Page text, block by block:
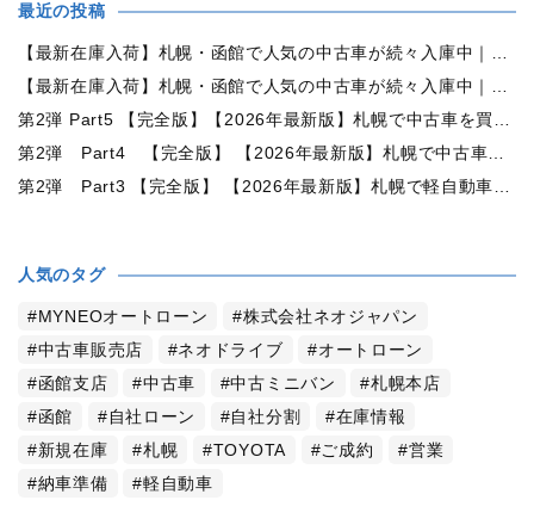
最近の投稿
【最新在庫入荷】札幌・函館で人気の中古車が続々入庫中｜早い者勝ち！【トヨタ ヴォクシー2.0ZS煌Ⅱ 4WD】
【最新在庫入荷】札幌・函館で人気の中古車が続々入庫中｜早い者勝ち！【ダイハツ タント660カスタムX 4WD】
第2弾 Part5 【完全版】【2026年最新版】札幌で中古車を買うなら何月がおすすめ？狙い目の時期・冬前に買うメリットを徹底解説
第2弾 Part4 【完全版】 【2026年最新版】札幌で中古車を買うなら2WDと4WDどっち？北海道の雪道・燃費・価格・維持費を徹底比較
第2弾 Part3 【完全版】 【2026年最新版】札幌で軽自動車を持つと月々いくら？維持費・ガソリン・保険・車検・冬タイヤまで徹底解説
人気のタグ
MYNEOオートローン
株式会社ネオジャパン
中古車販売店
ネオドライブ
オートローン
函館支店
中古車 中古ミニバン
札幌本店
函館
自社ローン 自社分割
在庫情報
新規在庫
札幌 TOYOTA ご成約
営業
納車準備
軽自動車